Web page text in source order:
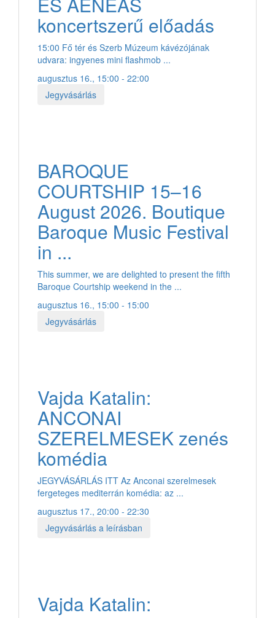
koncertszerű előadás
15:00 Fő tér és Szerb Múzeum kávézójának
udvara: ingyenes mini flashmob ...
augusztus 16., 15:00 - 22:00
Jegyvásárlás
BAROQUE
COURTSHIP 15–16
August 2026. Boutique
Baroque Music Festival
in ...
This summer, we are delighted to present the fifth
Baroque Courtship weekend in the ...
augusztus 16., 15:00 - 15:00
Jegyvásárlás
Vajda Katalin:
ANCONAI
SZERELMESEK zenés
komédia
JEGYVÁSÁRLÁS ITT Az Anconai szerelmesek
fergeteges mediterrán komédia: az ...
augusztus 17., 20:00 - 22:30
Jegyvásárlás a leírásban
Vajda Katalin: